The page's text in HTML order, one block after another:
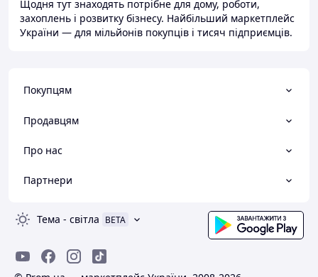
Щодня тут знаходять потрібне для дому, роботи,
захоплень і розвитку бізнесу. Найбільший маркетплейс
України — для мільйонів покупців і тисяч підприємців.
Покупцям
Продавцям
Про нас
Партнери
Тема - світла BETA